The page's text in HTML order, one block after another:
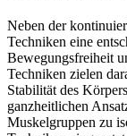
Neben der
Techniken eine
Bewegungsfreiheit
Techniken zielen
Stabilität des
ganzheitlichen
Muskelgruppen zu